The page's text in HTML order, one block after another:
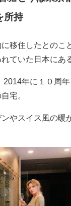
所持
移住したとのこ
ていた日本にあ
2014年に１０周
宅。
やスイス風の暖